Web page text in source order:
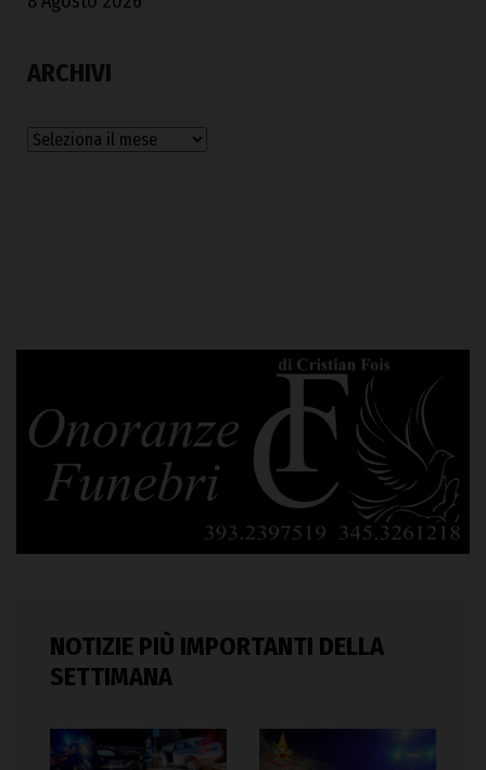
ARCHIVI
Archivi
NOTIZIE PIÙ IMPORTANTI DELLA
SETTIMANA